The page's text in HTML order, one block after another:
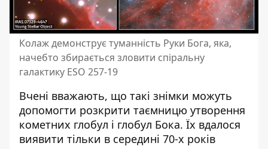
Колаж демонструє туманність Руки Бога, яка,
начебто збирається зловити спіральну
галактику ESO 257-19
Вчені вважають, що такі знімки можуть
допомогти розкрити таємницю утворення
кометних глобул і глобул Бока. Їх вдалося
виявити тільки в середині 70-х років